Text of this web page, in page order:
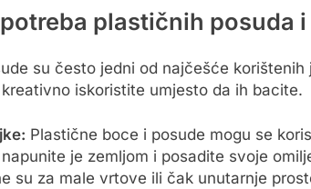
plastičnih posuda i
su često jedni od najčešće
iskoristite umjesto da ih bacite.
Plastične boce i posude mogu se
je zemljom i posadite svoje
su za male vrtove ili čak unutarnje